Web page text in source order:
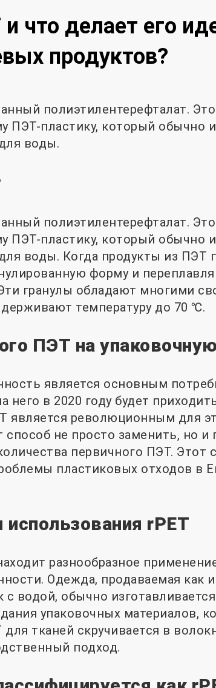
и что делает его
продуктов?
полиэтилентерефталат.
ПЭТ-пластику, который обычно
воды.
полиэтилентерефталат.
ПЭТ-пластику, который обычно
воды. Когда продукты из ПЭТ
форму и
гранулы обладают многими
температуру до 70 ℃.
ПЭТ на
является основным
него в 2020 году будет
является революционным для
способ не просто заменить, но и
первичного ПЭТ.
пластиковых отходов в
rPET
разнообразное
Одежда, продаваемая как
с водой, обычно
упаковочных материалов,
тканей скручивается в
подход.